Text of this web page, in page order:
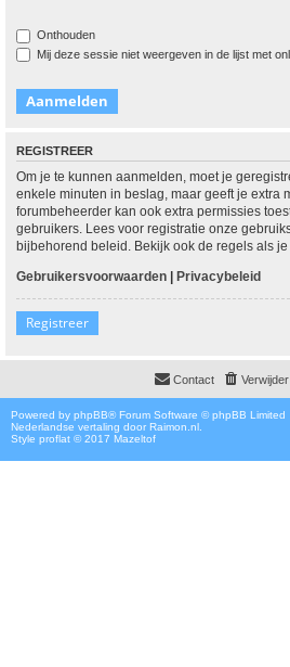
Onthouden
Mij deze sessie niet weergeven in de lijst met
REGISTREER
Om je te kunnen aanmelden, moet je
enkele minuten in beslag, maar geeft je extra
forumbeheerder kan ook extra permissies
gebruikers. Lees voor registratie onze
bijbehorend beleid. Bekijk ook de regels als je
Gebruikersvoorwaarden | Privacybeleid
Registreer
Contact
Powered by phpBB® Forum Software © phpBB Limited
Nederlandse vertaling door Raimon.nl
Style proflat © 2017 Mazeltof